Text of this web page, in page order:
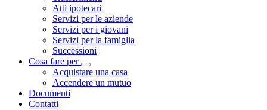
Atti ipotecari
Servizi per le aziende
Servizi per i giovani
Servizi per la famiglia
Successioni
Cosa fare per
Toggle Dropdown
Acquistare una casa
Accendere un mutuo
Documenti
Contatti